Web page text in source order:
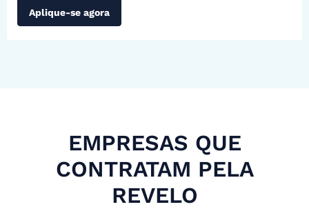
Aplique-se agora
EMPRESAS QUE
CONTRATAM PELA
REVELO